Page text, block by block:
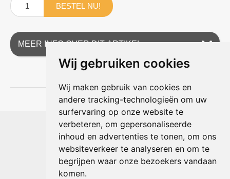
Wij gebruiken cookies
Wij maken gebruik van cookies en
andere tracking-technologieën om uw
surfervaring op onze website te
verbeteren, om gepersonaliseerde
inhoud en advertenties te tonen, om ons
websiteverkeer te analyseren en om te
begrijpen waar onze bezoekers vandaan
komen.
BESTEL NU!
MEER INFO OVER DIT ARTIKEL
Shophouse online
Max Planckstraat 4
6716 BE Ede, Nederland
Telefoon:+31(0)318 618 121
E-mail: info@shophouse.nl
Geopend: ma t/m vr 09:00-17:00 uur